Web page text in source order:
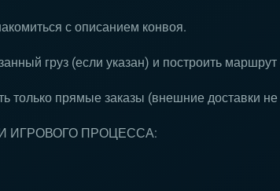
с описанием конвоя.
груз (если указан) и построить
только прямые заказы (внешние доставки
ИГРОВОГО ПРОЦЕССА: